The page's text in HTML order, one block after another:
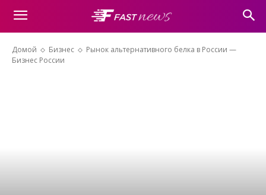
Домой Бизнес
Рынок альтернативного белка в России —
Бизнес России